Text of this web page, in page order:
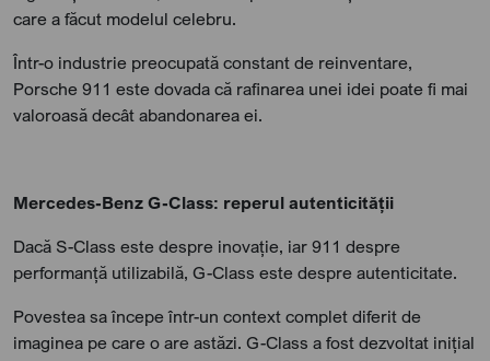
care a făcut modelul celebru.
Într-o industrie preocupată constant de reinventare,
Porsche 911 este dovada că rafinarea unei idei poate fi mai
valoroasă decât abandonarea ei.
Mercedes-Benz G-Class: reperul autenticității
Dacă S-Class este despre inovație, iar 911 despre
performanță utilizabilă, G-Class este despre autenticitate.
Povestea sa începe într-un context complet diferit de
imaginea pe care o are astăzi. G-Class a fost dezvoltat inițial